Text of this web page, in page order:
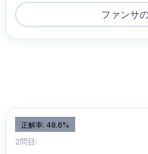
ファンサ
正解率: 48.6%
2問目: